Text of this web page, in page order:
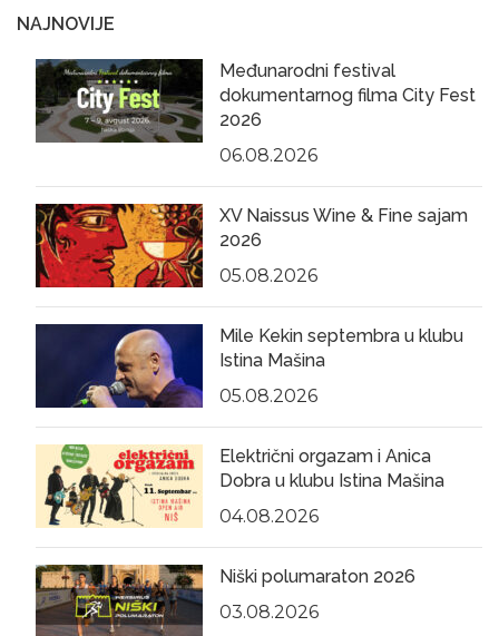
NAJNOVIJE
Međunarodni festival
dokumentarnog filma City Fest
2026
06.08.2026
XV Naissus Wine & Fine sajam
2026
05.08.2026
Mile Kekin septembra u klubu
Istina Mašina
05.08.2026
Električni orgazam i Anica
Dobra u klubu Istina Mašina
04.08.2026
Niški polumaraton 2026
03.08.2026